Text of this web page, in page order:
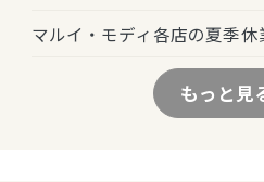
マルイ・モディ各店の夏季
もっと見